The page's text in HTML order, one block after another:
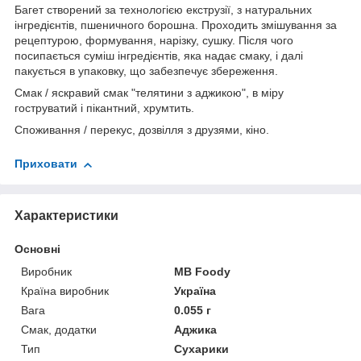
Багет створений за технологією екструзії, з натуральних
інгредієнтів, пшеничного борошна. Проходить змішування за
рецептурою, формування, нарізку, сушку. Після чого
посипається суміш інгредієнтів, яка надає смаку, і далі
пакується в упаковку, що забезпечує збереження.
Смак / яскравий смак "телятини з аджикою", в міру
гоструватий і пікантний, хрумтить.
Споживання / перекус, дозвілля з друзями, кіно.
Приховати
Характеристики
Основні
Виробник
MB Foody
Країна виробник
Україна
Вага
0.055 г
Смак, додатки
Аджика
Тип
Сухарики